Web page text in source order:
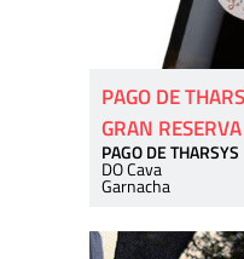
PAGO DE
GRAN RESERVA
PAGO DE THARSYS
DO Cava
Garnacha